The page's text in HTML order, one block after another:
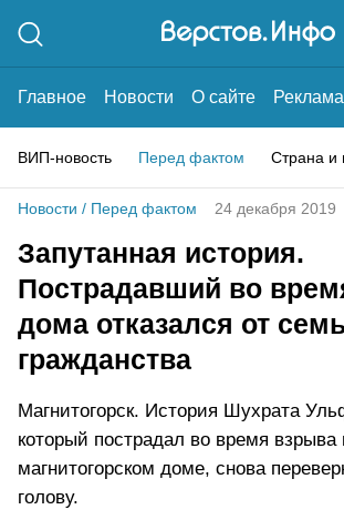
Главное Новости О сайте Реклама
ВИП-новость Перед фактом Страна и
Новости / Перед фактом 24 декабря 2019
Запутанная история.
Пострадавший во
дома отказался от
гражданства
Магнитогорск. История Шухрата
который пострадал во время взрыва
магнитогорском доме, снова
голову.